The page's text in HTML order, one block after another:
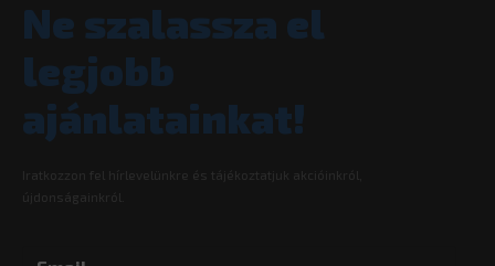
Ne szalassza el
legjobb
ajánlatainkat!
Iratkozzon fel hírlevelünkre és tájékoztatjuk akcióinkról,
újdonságainkról.